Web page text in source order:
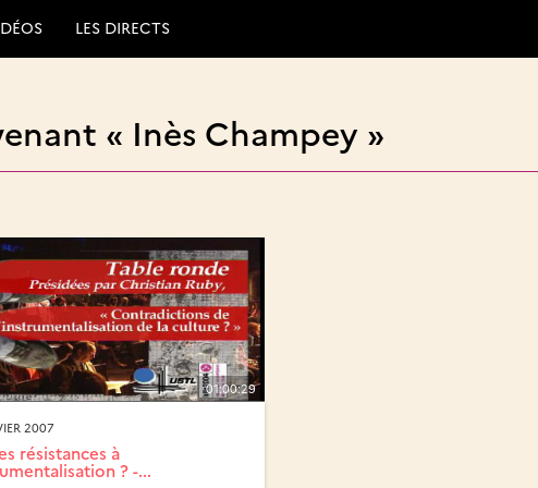
LES DIRECTS
« Inès Champey »
01:00:29
2007
résistances à
? -...